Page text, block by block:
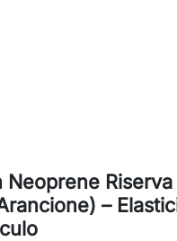
Neoprene
–